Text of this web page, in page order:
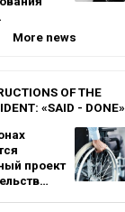
More news
OF THE
«SAID - DONE»
проект